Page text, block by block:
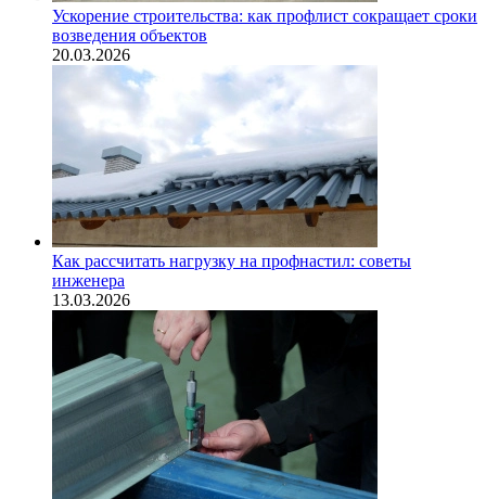
Ускорение строительства: как профлист сокращает сроки
возведения объектов
20.03.2026
Как рассчитать нагрузку на профнастил: советы
инженера
13.03.2026